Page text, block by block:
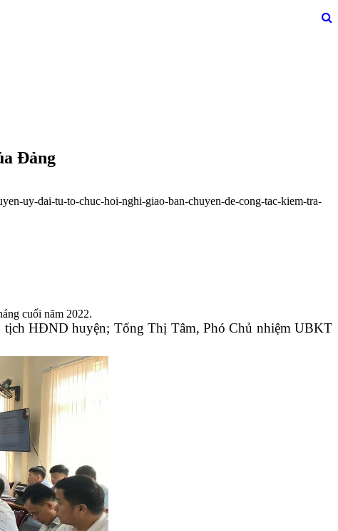
Đảng
uy-dai-tu-to-chuc-hoi-nghi-giao-ban-chuyen-de-cong-tac-kiem-tra-
cuối năm 2022.
HĐND huyện; Tống Thị Tâm, Phó Chủ nhiệm UBKT